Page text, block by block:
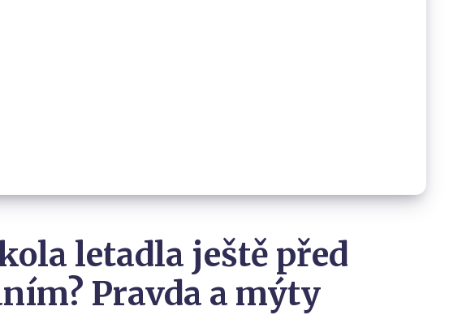
letadla ještě před
Pravda a mýty